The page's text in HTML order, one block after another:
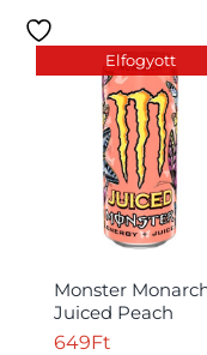
Elfogyott
Monster
Juiced Peach
Nectarine
649Ft